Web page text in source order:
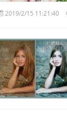
2019/2/15 11:21:40